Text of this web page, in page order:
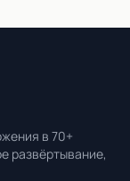
в 70+
развёртывание,